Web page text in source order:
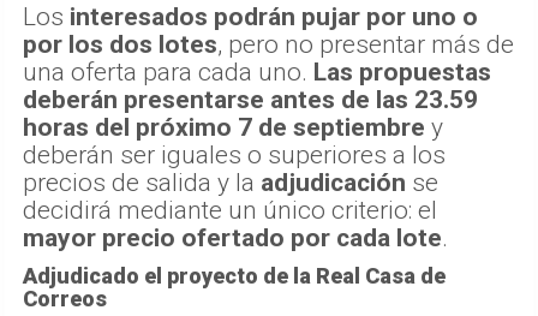
Los interesados podrán pujar por uno o
por los dos lotes, pero no presentar más de
una oferta para cada uno. Las propuestas
deberán presentarse antes de las 23.59
horas del próximo 7 de septiembre y
deberán ser iguales o superiores a los
precios de salida y la adjudicación se
decidirá mediante un único criterio: el
mayor precio ofertado por cada lote.
Adjudicado el proyecto de la Real Casa de
Correos